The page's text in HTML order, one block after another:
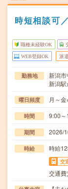
時短相談可
職種未経験OK
WEB登録OK 派遣
勤務地
新潟
新潟
曜日頻度 月～金
時間 9:00
期間 2026/
時給 時給
交
交通費